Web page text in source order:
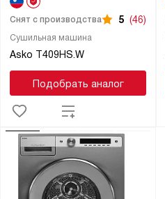
Сушильная машина
Asko T409HS.W
Снят с производства 5 (46)
Подобрать аналог